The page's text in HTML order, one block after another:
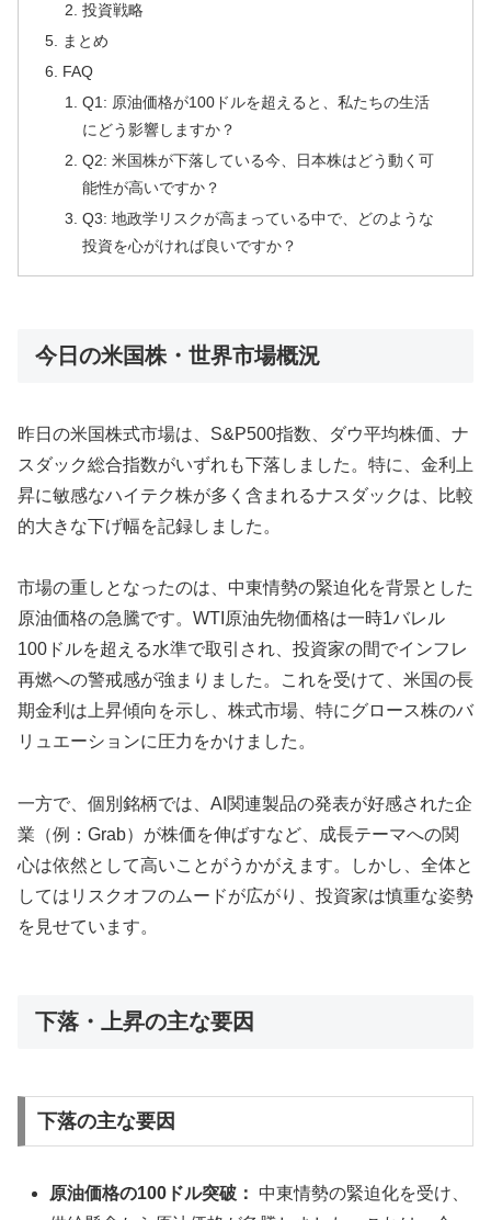
投資戦略
まとめ
FAQ
Q1: 原油価格が100ドルを超えると、私たちの生活
にどう影響しますか？
Q2: 米国株が下落している今、日本株はどう動く可
能性が高いですか？
Q3: 地政学リスクが高まっている中で、どのような
投資を心がければ良いですか？
今日の米国株・世界市場概況
昨日の米国株式市場は、S&P500指数、ダウ平均株価、ナ
スダック総合指数がいずれも下落しました。特に、金利上
昇に敏感なハイテク株が多く含まれるナスダックは、比較
的大きな下げ幅を記録しました。
市場の重しとなったのは、中東情勢の緊迫化を背景とした
原油価格の急騰です。WTI原油先物価格は一時1バレル
100ドルを超える水準で取引され、投資家の間でインフレ
再燃への警戒感が強まりました。これを受けて、米国の長
期金利は上昇傾向を示し、株式市場、特にグロース株のバ
リュエーションに圧力をかけました。
一方で、個別銘柄では、AI関連製品の発表が好感された企
業（例：Grab）が株価を伸ばすなど、成長テーマへの関
心は依然として高いことがうかがえます。しかし、全体と
してはリスクオフのムードが広がり、投資家は慎重な姿勢
を見せています。
下落・上昇の主な要因
下落の主な要因
原油価格の100ドル突破：
中東情勢の緊迫化を受け、